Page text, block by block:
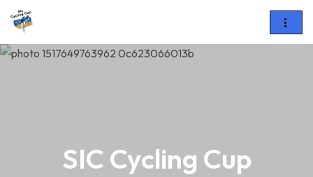
to
SIC Cycling Cup